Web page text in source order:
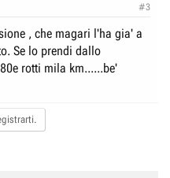
#3
, che magari l'ha gia' a
Se lo prendi dallo
rotti mila km......be'